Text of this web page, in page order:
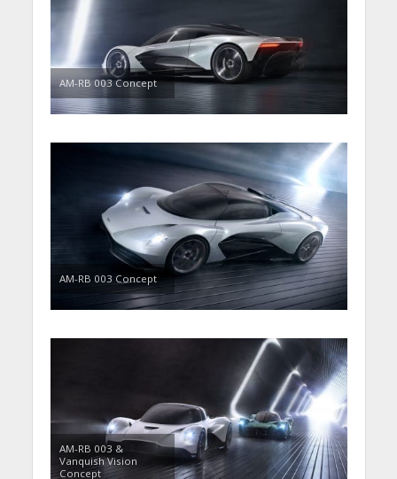
AM-RB 003 Concept
AM-RB 003 Concept
AM-RB 003 &
Vanquish Vision
Concept